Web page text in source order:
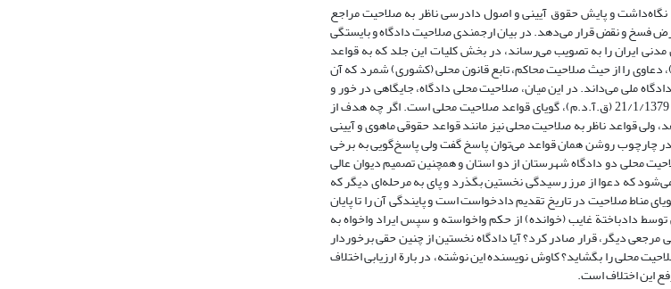
و پایش حقوق آیینی و اصول دادرسی ناظر به صلاحیت مراجع
فسخ و نقض قرار می‌دهد. در بیان ارجمندی صلاحیت دادگاه و بایستگی
یعنی سال 1313 و آن هنگام که جلد دوم قانون مدنی ایران را به تصویب می‌رساند، در بخش کلیات این جلد که به قواعد
دعاوی را از حیث صلاحیت محاکم، تابع قانون محلی (کشوری) شمرد که آن
قانون متبوع دادگاه ملی می‌داند. در این میان، صلاحیت محلی دادگاه، جایگاهی در خور و
شایسته دارد؛ به گونه‌ای که موضوع مواد 12 تا 25 قانون آیین دادرسی دادگاههای عمومی و انقلاب مصوب 21/1/1379 (ق.آ.د.م)، گویای قواعد صلاحیت محلی است. اگر چه هدف از
قواعد ناظر به صلاحیت محلی نیز مانند قواعد حقوقی ماهوی و آیینی
چارچوب روشن همان قواعد می‌توان پاسخ گفت ولی پاسخ‌گویی به برخی
محلی دو دادگاه شهرستان از دو استان و همچنین تصمیم دیوان عالی
که دعوا از مرز رسیدگی نخستین بگذرد و پای به مرحله‌ای دیگر که
پرسش بنیادین آن است که با وجود قاعده مقرر در ماده 26 ق.آ.د.م که گویای مناط صلاحیت در تاریخ تقدیم دادخواست است و پایندگی آن را تا پایان
دادباختة غایب (خوانده) از حکم واخواسته و سپس ایراد واخواه به
دیگر، قرار صادر کرد؟ آیا دادگاه نخستین از چنین حقی برخوردار
محلی را بگشاید؟ کاوش نویسنده این نوشته، در بارة ارزیابی اختلاف
این اختلاف است.